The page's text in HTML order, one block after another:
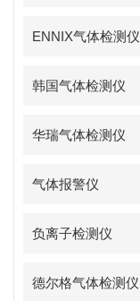
ENNIX气体检测仪
韩国气体检测仪
华瑞气体检测仪
气体报警仪
负离子检测仪
德尔格气体检测仪